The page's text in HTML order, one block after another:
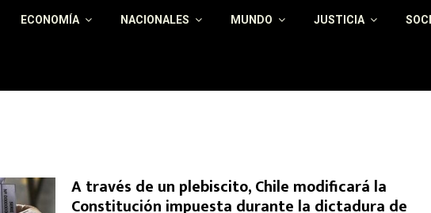
ECONOMÍA NACIONALES MUNDO JUSTICIA
A través de un plebiscito, Chile modificará la
Constitución impuesta durante la dictadura de